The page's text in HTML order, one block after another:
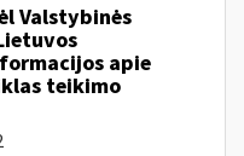
Valstybinės
apie
teikimo